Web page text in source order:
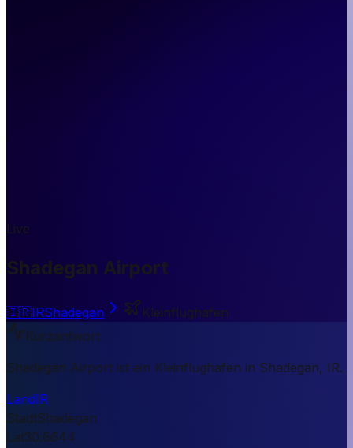
Live
Shadegan Airport
🇮🇷IRShadegan
Kleinflughafen
Kurzantwort
Shadegan Airport ist ein Kleinflughafen in Shadegan, IR.
LandIR
StadtShadegan
Lat30.6644